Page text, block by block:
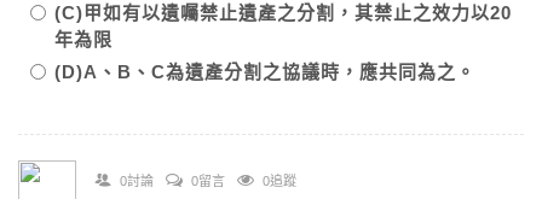
(C)甲如有以遺囑禁止遺產之分割，其禁止之效力以20
年為限
(D)A、B、C為遺產分割之協議時，應共同為之。
0討論 0留言 0追蹤